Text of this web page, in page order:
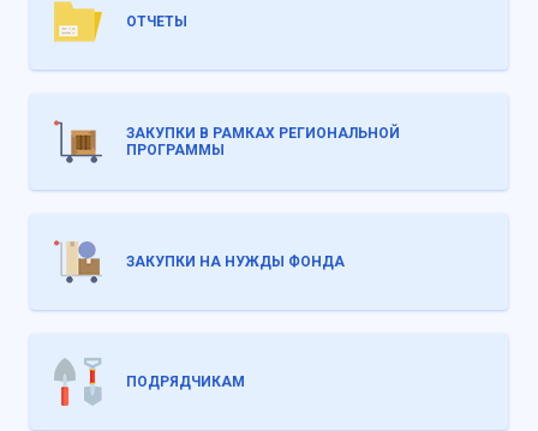
ОТЧЕТЫ
ЗАКУПКИ В РАМКАХ РЕГИОНАЛЬНОЙ
ПРОГРАММЫ
ЗАКУПКИ НА НУЖДЫ ФОНДА
ПОДРЯДЧИКАМ